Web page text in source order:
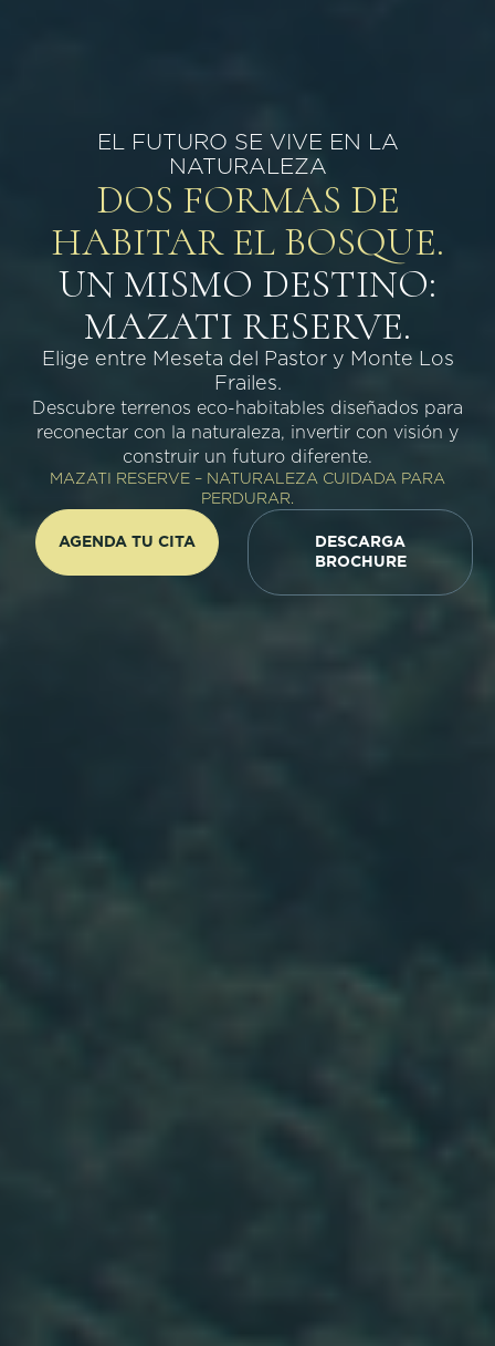
EL FUTURO SE VIVE EN LA
NATURALEZA
DOS FORMAS DE
HABITAR EL BOSQUE.
UN MISMO DESTINO:
MAZATI RESERVE.
Elige entre Meseta del Pastor y Monte Los
Frailes.
Descubre terrenos eco-habitables diseñados para
reconectar con la naturaleza, invertir con visión y
construir un futuro diferente.
MAZATI RESERVE – NATURALEZA CUIDADA PARA
PERDURAR.
AGENDA TU CITA
DESCARGA
BROCHURE